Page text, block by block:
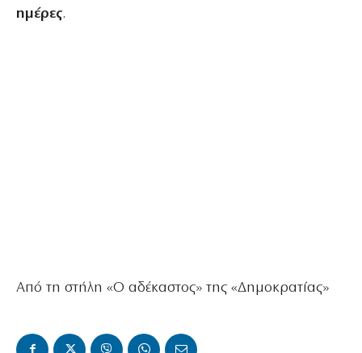
ημέρες.
Από τη στήλη «Ο αδέκαστος» της «Δημοκρατίας»